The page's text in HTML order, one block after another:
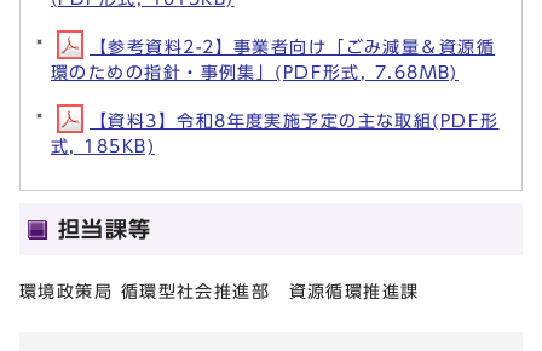
【参考資料2-2】事業者向け「ごみ減量＆資源循
環のための指針・事例集」(PDF形式, 7.68MB)
【資料3】令和8年度実施予定の主な取組(PDF形
式, 185KB)
担当課等
環境政策局 循環型社会推進部 資源循環推進課